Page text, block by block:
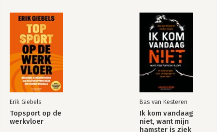
Erik Giebels
Topsport op de
werkvloer
Bas van Kesteren
Ik kom vandaag
niet, want mijn
hamster is ziek